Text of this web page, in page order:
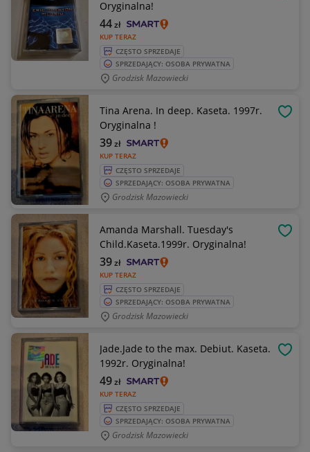
Oryginalna!
KUP TERAZ
44zł
CZĘSTO SPRZEDAJE
SPRZEDAJĄCY: OSOBA PRYWATNA
Grodzisk Mazowiecki
Tina Arena. In deep. Kaseta. 1997r.
Oryginalna !
KUP TERAZ
39zł
CZĘSTO SPRZEDAJE
SPRZEDAJĄCY: OSOBA PRYWATNA
Grodzisk Mazowiecki
Amanda Marshall. Tuesday's
Child.Kaseta.1999r. Oryginalna!
KUP TERAZ
39zł
CZĘSTO SPRZEDAJE
SPRZEDAJĄCY: OSOBA PRYWATNA
Grodzisk Mazowiecki
Jade.Jade to the max. Debiut. Kaseta.
1992r. Oryginalna!
KUP TERAZ
49zł
CZĘSTO SPRZEDAJE
SPRZEDAJĄCY: OSOBA PRYWATNA
Grodzisk Mazowiecki